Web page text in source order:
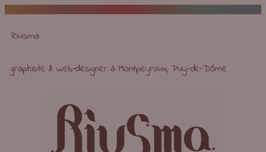
Aller
contenu
Riusma
graphiste & web-designer à Montpeyroux, Puy-de-Dôme